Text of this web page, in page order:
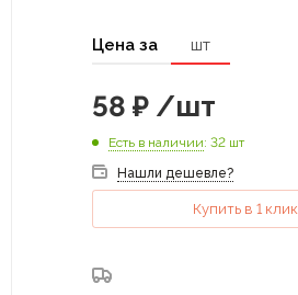
Цена за шт
58 ₽ /шт
Есть в наличии: 32 шт
Нашли дешевле?
Купить в 1 клик